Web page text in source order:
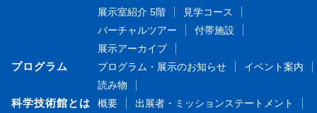
展示室紹介 5階
見学コース
バーチャルツアー
付帯施設
展示アーカイブ
プログラム プログラム・展示のお知らせ
イベント案内
読み物
科学技術館とは 概要 出展者・ミッションステートメント